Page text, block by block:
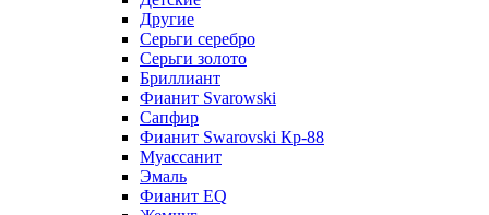
Другие
Серьги серебро
Серьги золото
Бриллиант
Фианит Svarowski
Сапфир
Фианит Swarovski Кр-88
Муассанит
Эмаль
Фианит EQ